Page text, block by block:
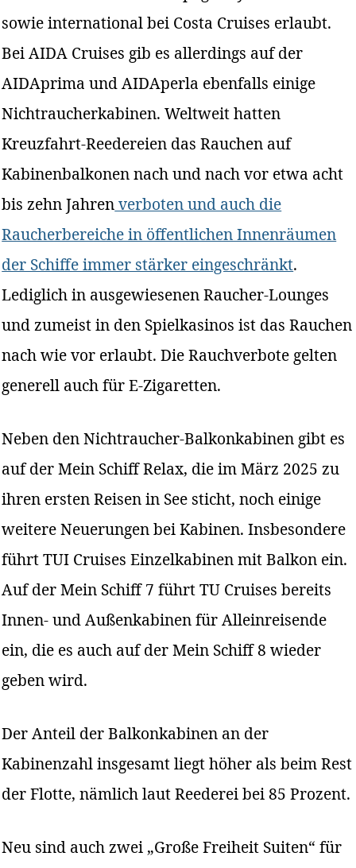
sowie international bei Costa Cruises erlaubt.
Bei AIDA Cruises gib es allerdings auf der
AIDAprima und AIDAperla ebenfalls einige
Nichtraucherkabinen. Weltweit hatten
Kreuzfahrt-Reedereien das Rauchen auf
Kabinenbalkonen nach und nach vor etwa acht
bis zehn Jahrenverboten und auch die
Raucherbereiche in öffentlichen Innenräumen
der Schiffe immer stärker eingeschränkt.
Lediglich in ausgewiesenen Raucher-Lounges
und zumeist in den Spielkasinos ist das Rauchen
nach wie vor erlaubt. Die Rauchverbote gelten
generell auch für E-Zigaretten.
Neben den Nichtraucher-Balkonkabinen gibt es
auf der Mein Schiff Relax, die im März 2025 zu
ihren ersten Reisen in See sticht, noch einige
weitere Neuerungen bei Kabinen. Insbesondere
führt TUI Cruises Einzelkabinen mit Balkon ein.
Auf der Mein Schiff 7 führt TU Cruises bereits
Innen- und Außenkabinen für Alleinreisende
ein, die es auch auf der Mein Schiff 8 wieder
geben wird.
Der Anteil der Balkonkabinen an der
Kabinenzahl insgesamt liegt höher als beim Rest
der Flotte, nämlich laut Reederei bei 85 Prozent.
Neu sind auch zwei „Große Freiheit Suiten“ für